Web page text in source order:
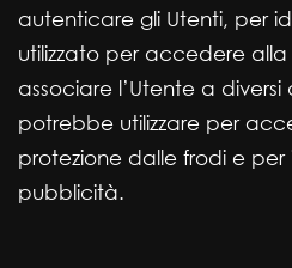
autenticare gli Utenti, per
utilizzato per accedere
associare l’Utente a diversi
potrebbe utilizzare per
protezione dalle frodi e per
pubblicità.